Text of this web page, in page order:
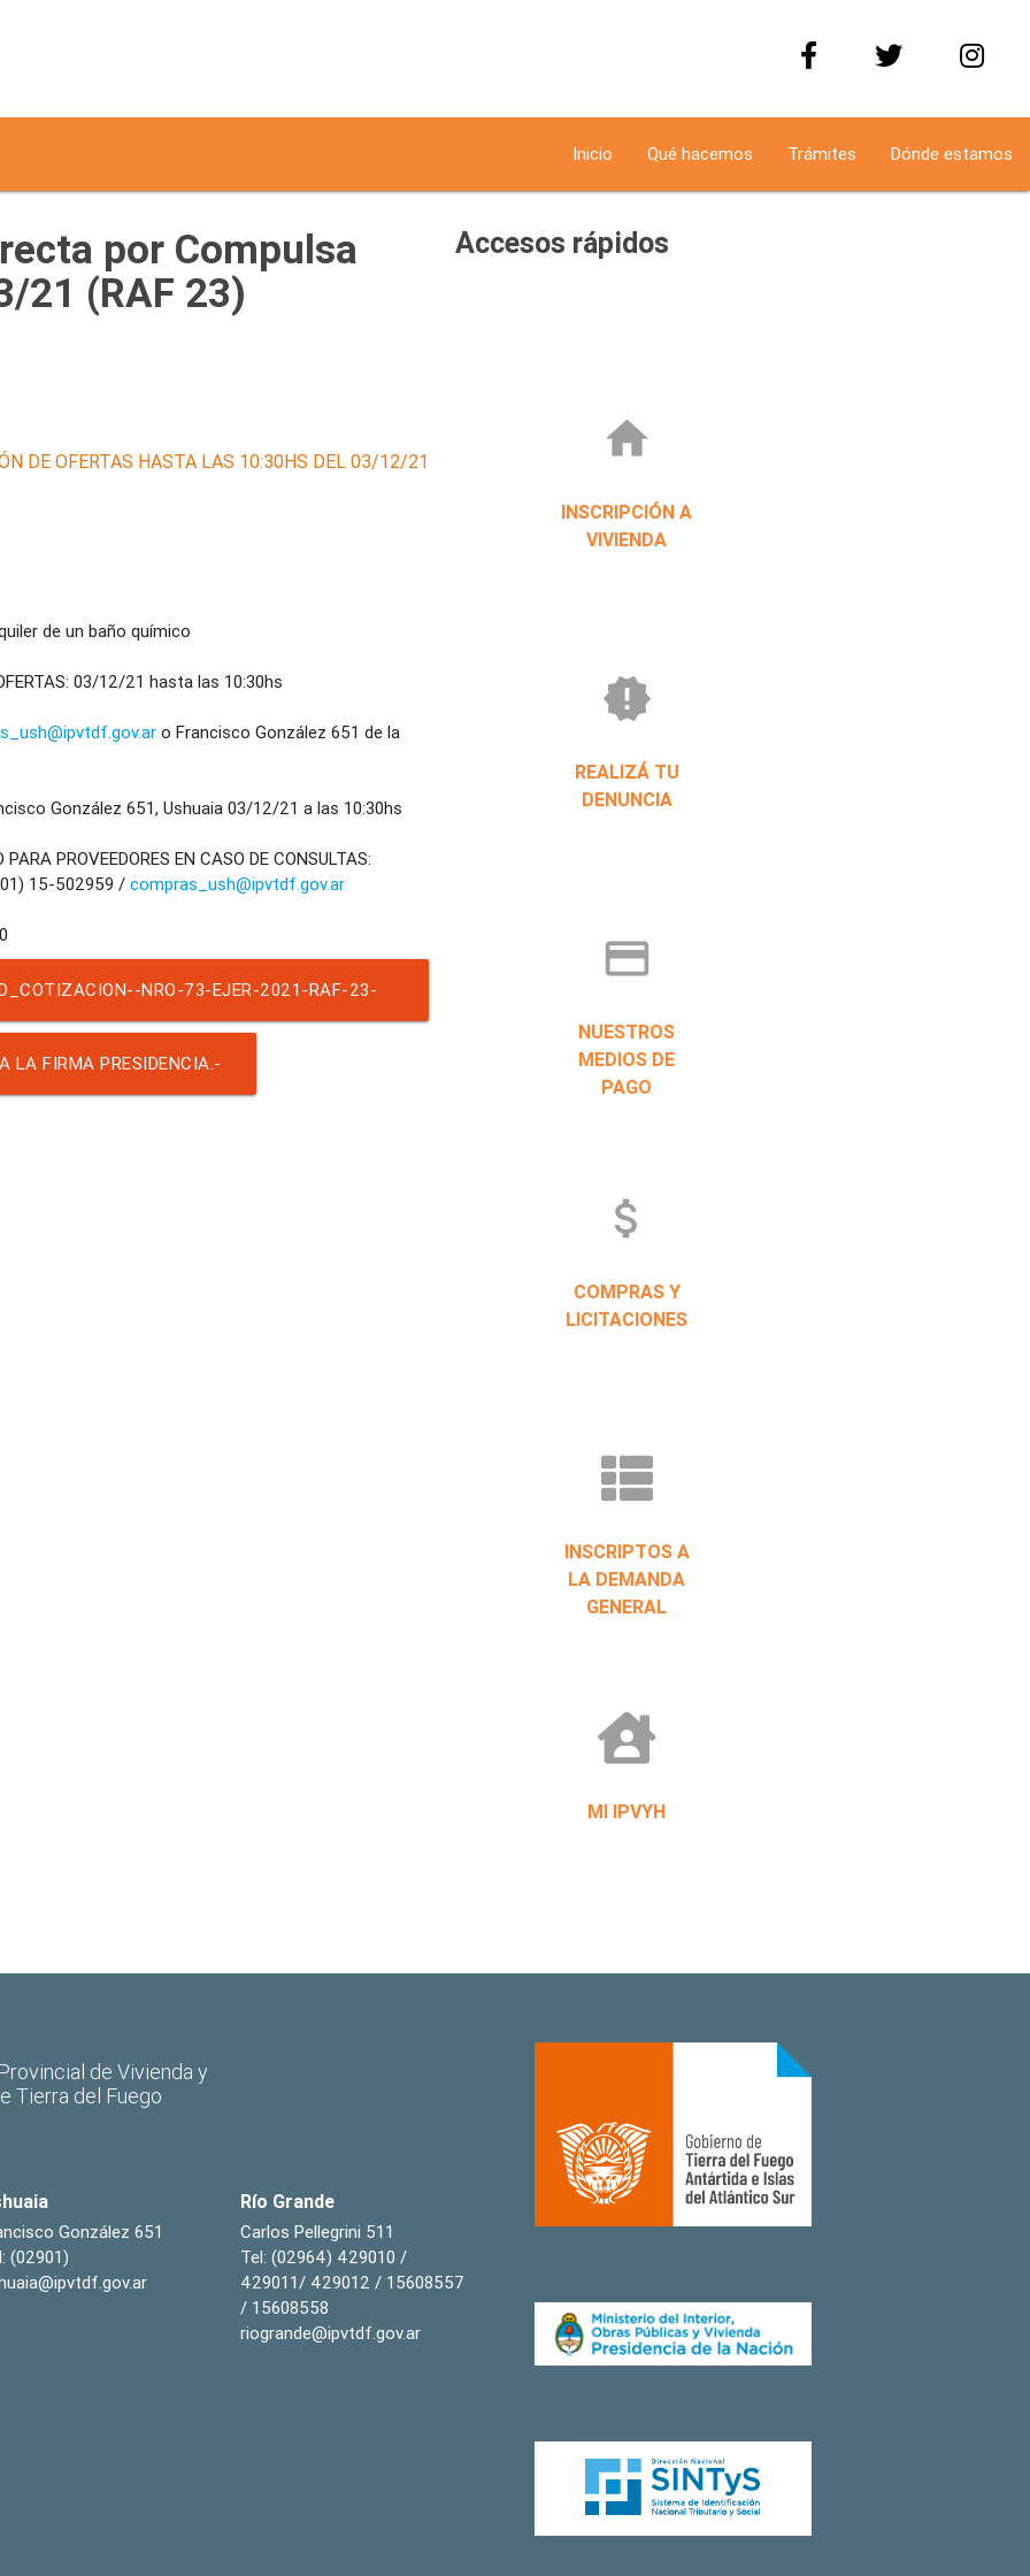
Inicio Qué hacemos Trámites Dónde estamos
por Compulsa
21 (RAF 23)
DE OFERTAS HASTA LAS 10:30HS DEL 03/12/21
de un baño químico
03/12/21 hasta las 10:30hs
o Francisco González 651 de la
González 651, Ushuaia 03/12/21 a las 10:30hs
PROVEEDORES EN CASO DE CONSULTAS:
15-502959 / compras_ush@ipvtdf.gov.ar
NRO-73-EJER-2021-RAF-23-
LA FIRMA PRESIDENCIA.-
Accesos rápidos
home
INSCRIPCIÓN A
VIVIENDA
new_releases
REALIZÁ TU
DENUNCIA
credit_card
NUESTROS
MEDIOS DE
PAGO
attach_money
COMPRAS Y
LICITACIONES
INSCRIPTOS A
LA DEMANDA
GENERAL
MI IPVYH
de Vivienda y
Tierra del Fuego
González 651
(02901)
Río Grande
Carlos Pellegrini 511
Tel: (02964) 429010 /
429011/ 429012 / 15608557
/ 15608558
riogrande@ipvtdf.gov.ar